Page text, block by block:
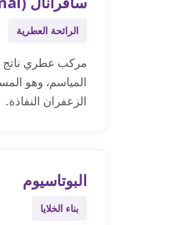
الرائحة العطرية
مركب عطري ناتج
المياسم، وهو
الزعفران النفاذة.
البوتاسيوم
بناء الخلايا